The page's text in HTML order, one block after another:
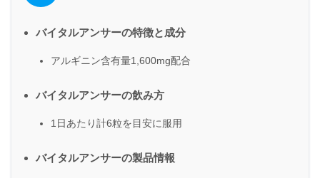
バイタルアンサーの特徴と成分
アルギニン含有量1,600mg配合
バイタルアンサーの飲み方
1日あたり計6粒を目安に服用
バイタルアンサーの製品情報